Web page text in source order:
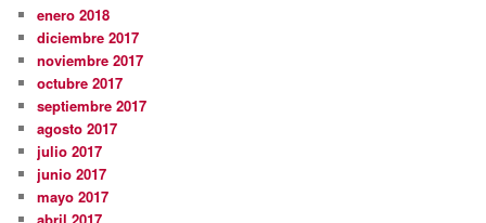
enero 2018
diciembre 2017
noviembre 2017
octubre 2017
septiembre 2017
agosto 2017
julio 2017
junio 2017
mayo 2017
abril 2017